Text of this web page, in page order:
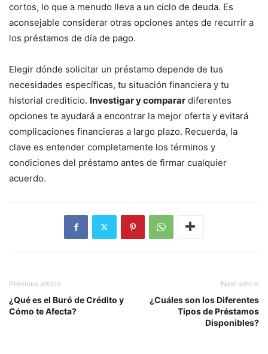
cortos, lo que a menudo lleva a un ciclo de deuda. Es
aconsejable considerar otras opciones antes de recurrir a
los préstamos de día de pago.
Elegir dónde solicitar un préstamo depende de tus
necesidades específicas, tu situación financiera y tu
historial crediticio. Investigar y comparar diferentes
opciones te ayudará a encontrar la mejor oferta y evitará
complicaciones financieras a largo plazo. Recuerda, la
clave es entender completamente los términos y
condiciones del préstamo antes de firmar cualquier
acuerdo.
Previous article
¿Qué es el Buró de Crédito y
Cómo te Afecta?
Next article
¿Cuáles son los Diferentes
Tipos de Préstamos
Disponibles?